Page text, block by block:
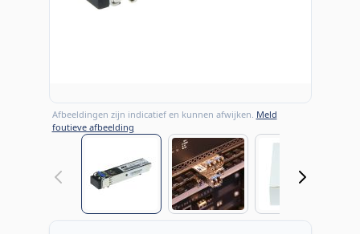
Afbeeldingen zijn indicatief en kunnen afwijken. Meld
foutieve afbeelding
View larger imageView larger image